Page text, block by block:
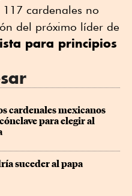
cardenales no
del próximo líder de
para principios
cardenales mexicanos
para elegir al
suceder al papa